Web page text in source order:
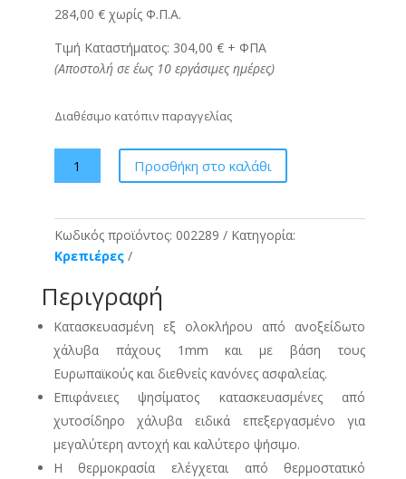
284,00 € χωρίς Φ.Π.Α.
Τιμή Καταστήματος: 304,00 € + ΦΠΑ
(Αποστολή σε έως 10 εργάσιμες ημέρες)
Διαθέσιμο κατόπιν παραγγελίας
Κρεπιέρα
Μονή
-
ΤΖΕΘΑΝ
Φ40
ποσότητα
Προσθήκη στο καλάθι
Κωδικός προϊόντος: 002289
Κατηγορία:
Κρεπιέρες
Περιγραφή
Κατασκευασμένη εξ ολοκλήρου από ανοξείδωτο
χάλυβα πάχους 1mm και με βάση τους
Ευρωπαϊκούς και διεθνείς κανόνες ασφαλείας.
Επιφάνειες ψησίματος κατασκευασμένες από
χυτοσίδηρο χάλυβα ειδικά επεξεργασμένο για
μεγαλύτερη αντοχή και καλύτερο ψήσιμο.
Η θερμοκρασία ελέγχεται από θερμοστατικό